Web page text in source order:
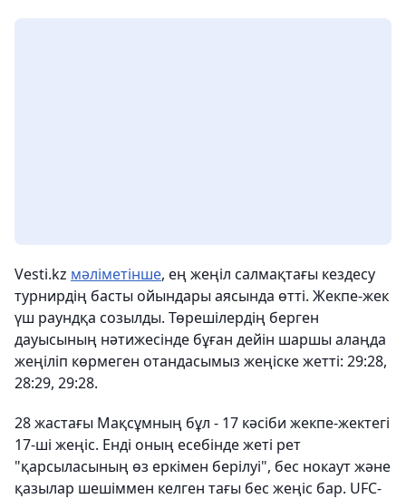
Vesti.kz мәліметінше, ең жеңіл салмақтағы кездесу
турнирдің басты ойындары аясында өтті. Жекпе-жек
үш раундқа созылды. Төрешілердің берген
дауысының нәтижесінде бұған дейін шаршы алаңда
жеңіліп көрмеген отандасымыз жеңіске жетті: 29:28,
28:29, 29:28.
28 жастағы Мақсұмның бұл - 17 кәсіби жекпе-жектегі
17-ші жеңіс. Енді оның есебінде жеті рет
"қарсыласының өз еркімен берілуі", бес нокаут және
қазылар шешіммен келген тағы бес жеңіс бар. UFC-